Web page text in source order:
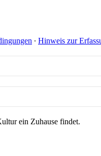
∙ Hinweis zur
ein Zuhause findet.